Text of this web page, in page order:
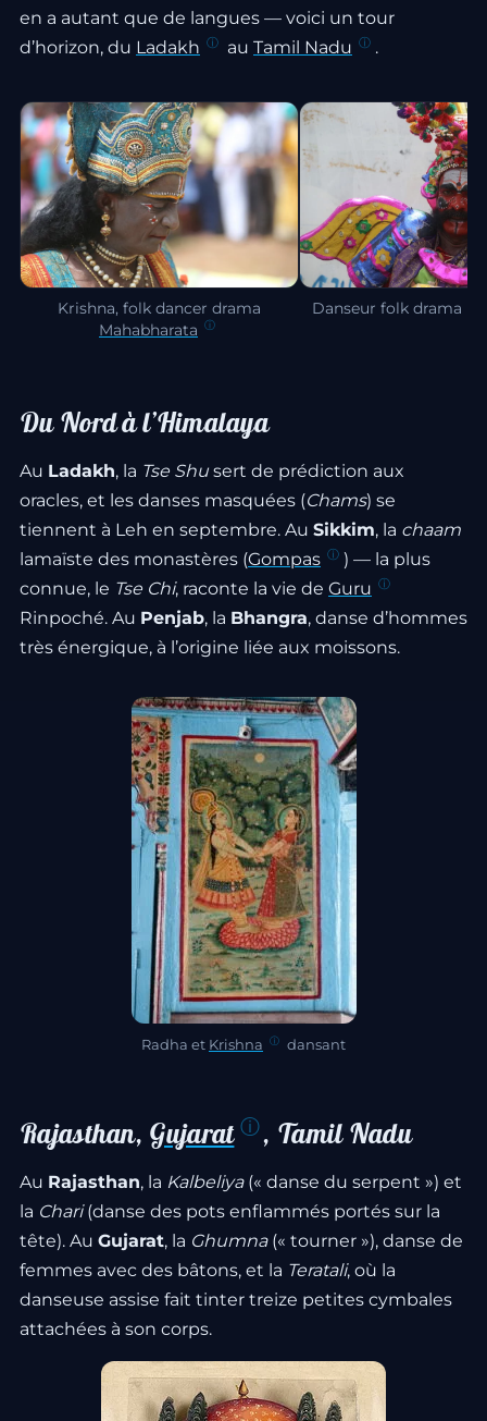
en a autant que de langues — voici un tour
d’horizon, du Ladakh au Tamil Nadu .
Krishna, folk dancer drama
Mahabharata
Danseur folk drama
Du Nord à l’Himalaya
Au Ladakh, la Tse Shu sert de prédiction aux
oracles, et les danses masquées (Chams) se
tiennent à Leh en septembre. Au Sikkim, la chaam
lamaïste des monastères (Gompas
) — la plus
connue, le Tse Chi, raconte la vie de Guru
Rinpoché. Au Penjab, la Bhangra, danse d’hommes
très énergique, à l’origine liée aux moissons.
Radha et Krishna dansant
Rajasthan, Gujarat , Tamil Nadu
Au Rajasthan, la Kalbeliya(« danse du serpent ») et
la Chari(danse des pots enflammés portés sur la
tête). Au Gujarat, la Ghumna(« tourner »), danse de
femmes avec des bâtons, et la Teratali, où la
danseuse assise fait tinter treize petites cymbales
attachées à son corps.